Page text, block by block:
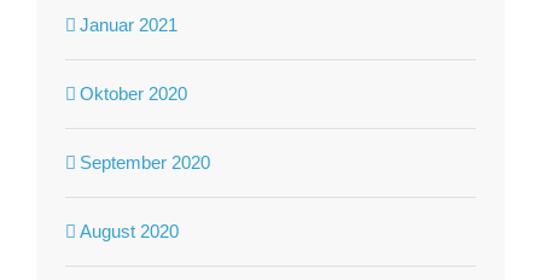
Januar 2021
Oktober 2020
September 2020
August 2020